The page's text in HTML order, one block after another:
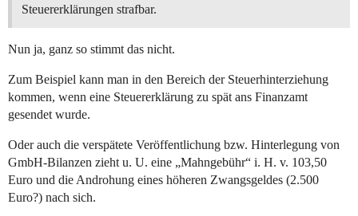
Steuererklärungen strafbar.
Nun ja, ganz so stimmt das nicht.
Zum Beispiel kann man in den Bereich der Steuerhinterziehung
kommen, wenn eine Steuererklärung zu spät ans Finanzamt
gesendet wurde.
Oder auch die verspätete Veröffentlichung bzw. Hinterlegung von
GmbH-Bilanzen zieht u. U. eine „Mahngebühr“ i. H. v. 103,50
Euro und die Androhung eines höheren Zwangsgeldes (2.500
Euro?) nach sich.